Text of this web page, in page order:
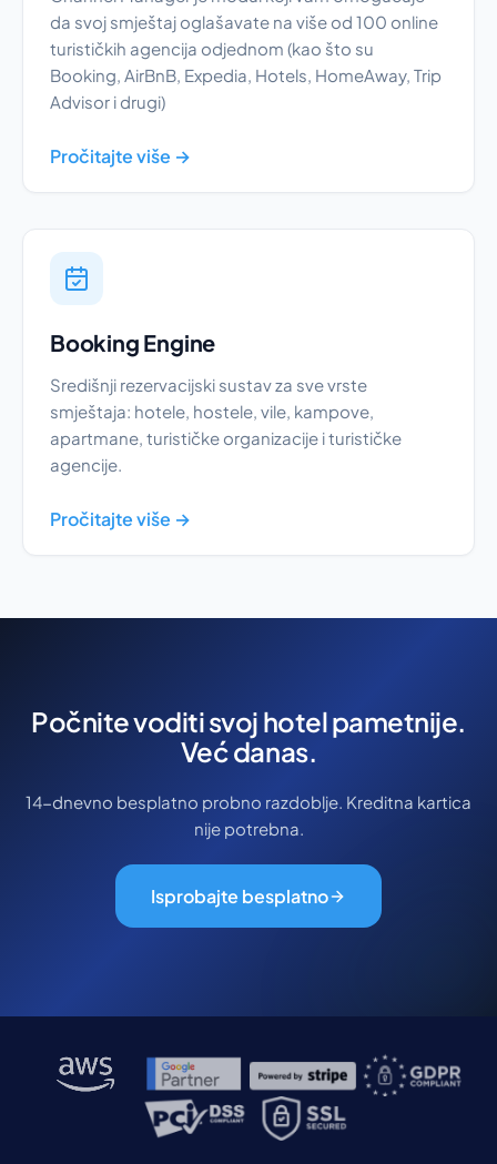
da svoj smještaj oglašavate na više od 100 online
turističkih agencija odjednom (kao što su
Booking, AirBnB, Expedia, Hotels, HomeAway, Trip
Advisor i drugi)
Pročitajte više →
Booking Engine
Središnji rezervacijski sustav za sve vrste
smještaja: hotele, hostele, vile, kampove,
apartmane, turističke organizacije i turističke
agencije.
Pročitajte više →
Počnite voditi svoj hotel pametnije.
Već danas.
14-dnevno besplatno probno razdoblje. Kreditna kartica
nije potrebna.
Isprobajte besplatno